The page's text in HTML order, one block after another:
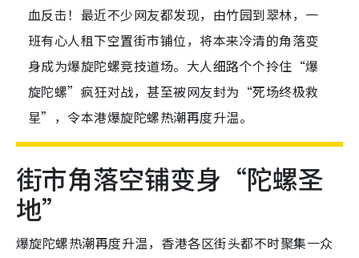
血反击！最近不少网友都发现，由竹园到翠林，一
班有心人租下空置街市铺位，将本来冷清的角落变
身成为爆旋陀螺竞技道场。大人细路个个拎住“爆
旋陀螺”疯狂对战，甚至被网友封为“死场终极救
星”，令本港爆旋陀螺热潮再度升温。
街市角落空铺变身“陀螺圣
地”
爆旋陀螺热潮再度升温，香港各区街头都不时聚集一众